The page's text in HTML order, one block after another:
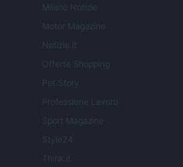
Milano Notizie
Motor Magazine
Notizie.it
Offerte Shopping
Pet Story
Professione Lavoro
Sport Magazine
Style24
Think.it